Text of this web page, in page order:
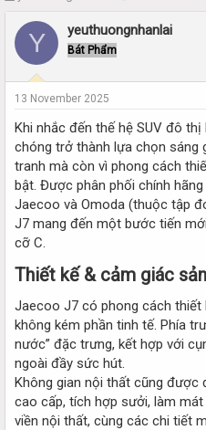
r
a
s
a
r
t
e
r
a
e
Y yeuthuongnhanlai
Bát Phẩm
13 November 2025
Khi nhắc đến thế hệ SUV đô thị
chóng trở thành lựa chọn sáng
tranh mà còn vì phong cách
bật. Được phân phối chính
Jaecoo và Omoda (thuộc tập
J7 mang đến một bước tiến
cỡ C.
Thiết kế & cảm giác
Jaecoo J7 có phong cách thiết
không kém phần tinh tế. Phía
nước” đặc trưng, kết hợp với
ngoài đầy sức hút.
Không gian nội thất cũng được
cao cấp, tích hợp sưởi, làm
viền nội thất, cùng các chi tiết